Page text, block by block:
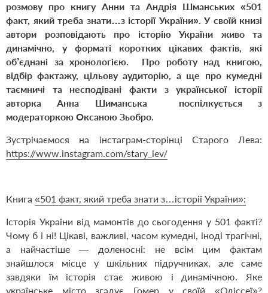
розмову про книгу Анни та Андрія Шманських «501
факт, який треба знати…з історії України». У своїй книзі
автори розповідають про історію України живо та
динамічно, у форматі коротких цікавих фактів, які
об’єднані за хронологією. Про роботу над книгою,
відбір фактажу, цільову аудиторію, а ще про кумедні
таємничі та несподівані факти з української історії
авторка Анна Шиманська поспілкується з
модераторкою Оксаною Зьобро.
Зустрічаємося на інстаграм-сторінці Старого Лева:
https://www.instagram.com/stary_lev/
Книга «501 факт, який треба знати з…історії України»:
Історія України від мамонтів до сьогодення у 501 факті?
Чому б і ні! Цікаві, важливі, часом кумедні, іноді трагічні,
а найчастіше — доленосні: не всім цим фактам
знайшлося місце у шкільних підручниках, але саме
завдяки їм історія стає живою і динамічною. Яке
українське місто згадує Гомер у своїй «Одіссеї»?